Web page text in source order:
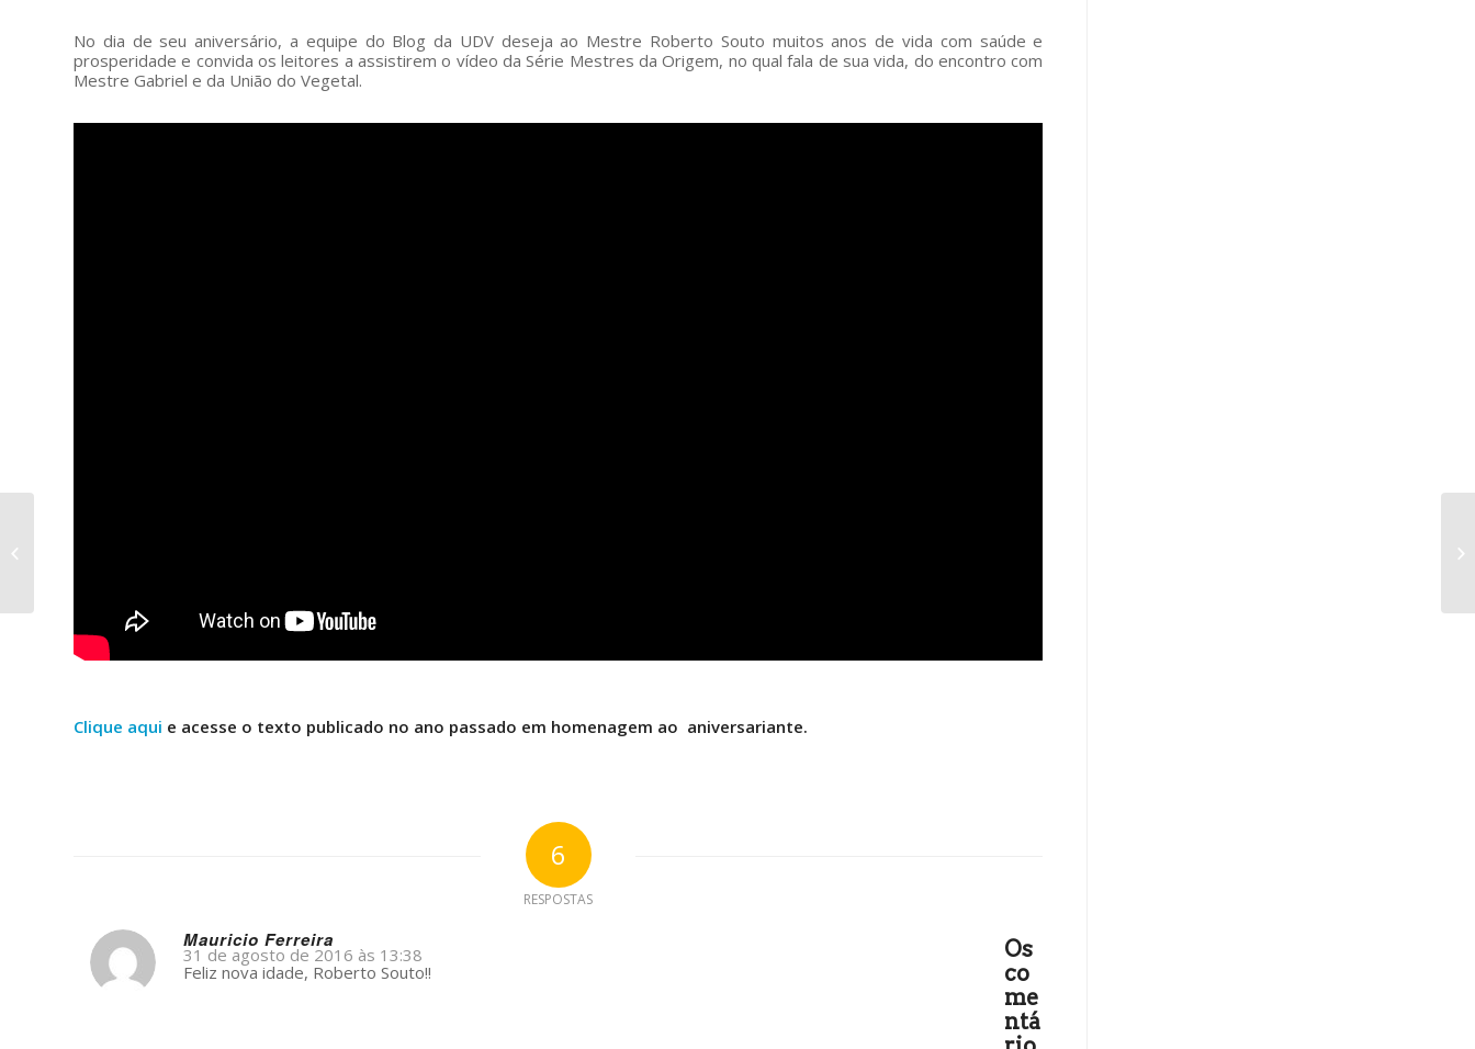
No dia de seu aniversário, a equipe do Blog da UDV deseja ao Mestre Roberto Souto muitos anos de vida com saúde e
prosperidade e convida os leitores a assistirem o vídeo da Série Mestres da Origem, no qual fala de sua vida, do encontro com
Mestre Gabriel e da União do Vegetal.
Clique aqui e acesse o texto publicado no ano passado em homenagem ao aniversariante.
6
RESPOSTAS
Mauricio Ferreira
s
ays:
31 de agosto de 2016 às 13:38
Feliz nova idade, Roberto Souto!!
Os
co
me
ntá